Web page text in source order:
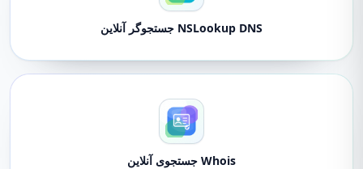
NSLookup DNS جستجوگر آنلاین
Whois جستجوی آنلاین